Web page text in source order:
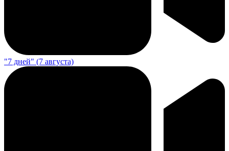
"7 дней" (7 августа)